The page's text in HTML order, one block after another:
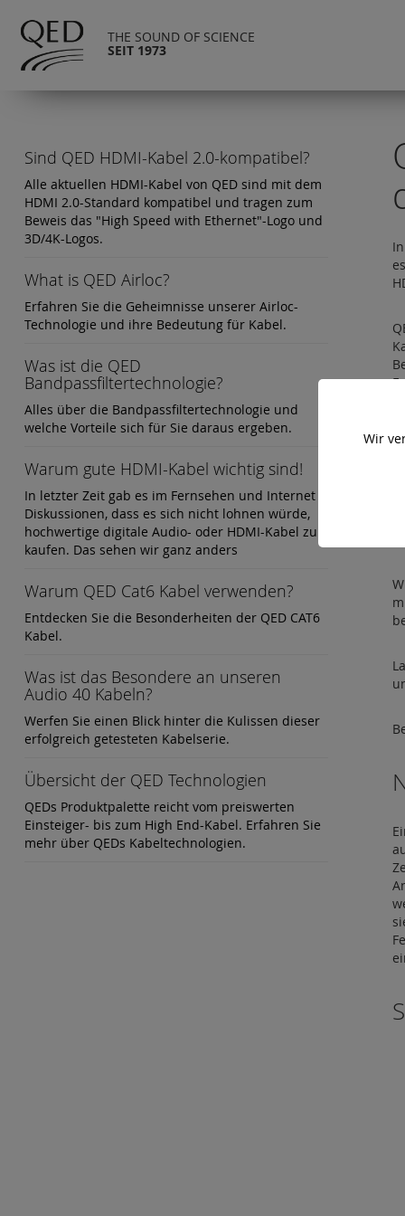
THE SOUND OF SCIENCE
SEIT 1973
Sind QED HDMI-Kabel 2.0-kompatibel?
Alle aktuellen HDMI-Kabel von QED sind mit dem
HDMI 2.0-Standard kompatibel und tragen zum
Beweis das "High Speed with Ethernet"-Logo und
3D/4K-Logos.
What is QED Airloc?
Erfahren Sie die Geheimnisse unserer Airloc-
Technologie und ihre Bedeutung für Kabel.
Was ist die QED
Bandpassfiltertechnologie?
Alles über die Bandpassfiltertechnologie und
welche Vorteile sich für Sie daraus ergeben.
Warum gute HDMI-Kabel wichtig sind!
In letzter Zeit gab es im Fernsehen und Internet
Diskussionen, dass es sich nicht lohnen würde,
hochwertige digitale Audio- oder HDMI-Kabel zu
kaufen. Das sehen wir ganz anders
Warum QED Cat6 Kabel verwenden?
Entdecken Sie die Besonderheiten der QED CAT6
Kabel.
Was ist das Besondere an unseren
Audio 40 Kabeln?
Werfen Sie einen Blick hinter die Kulissen dieser
erfolgreich getesteten Kabelserie.
Übersicht der QED Technologien
QEDs Produktpalette reicht vom preiswerten
Einsteiger- bis zum High End-Kabel. Erfahren Sie
mehr über QEDs Kabeltechnologien.
Wir